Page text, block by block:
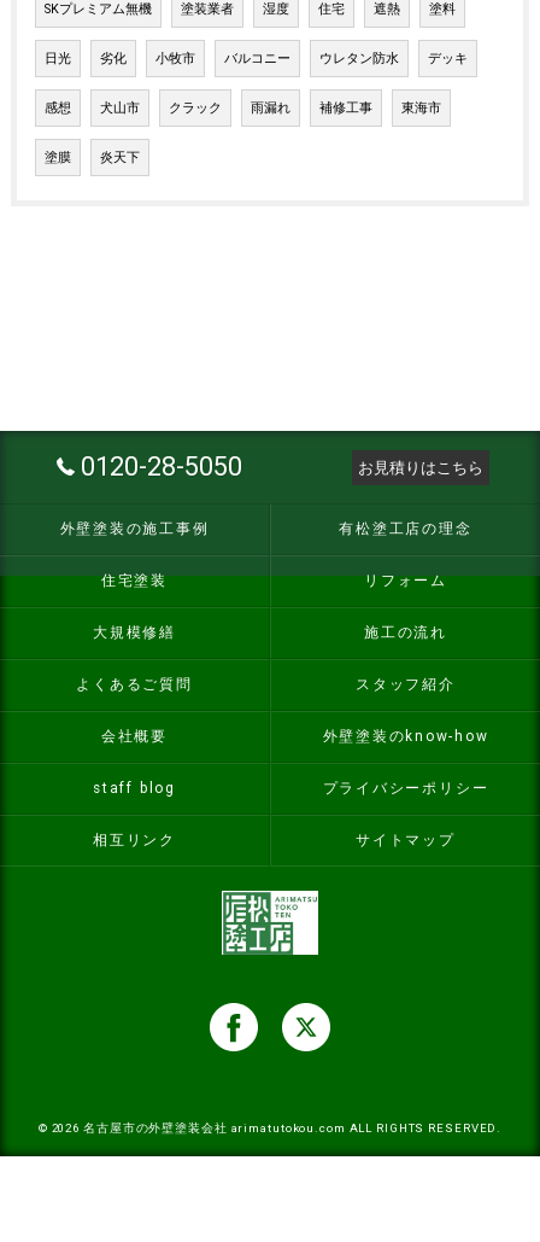
SKプレミアム無機 塗装業者 湿度 住宅 遮熱 塗料
日光 劣化 小牧市 バルコニー ウレタン防水 デッキ
感想 犬山市 クラック 雨漏れ 補修工事 東海市
塗膜 炎天下
0120-28-5050 お見積りはこちら
外壁塗装の施工事例 有松塗工店の理念
住宅塗装 リフォーム
大規模修繕 施工の流れ
よくあるご質問 スタッフ紹介
会社概要 外壁塗装のknow-how
staff blog プライバシーポリシー
相互リンク サイトマップ
© 2026名古屋市の外壁塗装会社 arimatutokou.com ALL RIGHTS RESERVED.